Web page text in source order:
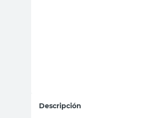
Descripción